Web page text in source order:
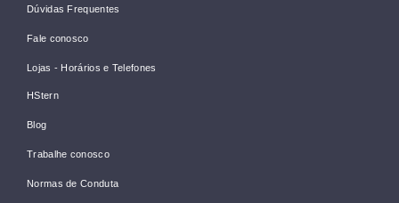
Dúvidas Frequentes
Fale conosco
Lojas - Horários e Telefones
HStern
Blog
Trabalhe conosco
Normas de Conduta